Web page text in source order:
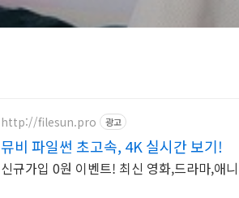
http://filesun.pro 광고
뮤비 파일썬 초고속, 4K 실시간 보기!
신규가입 0원 이벤트! 최신 영화,드라마,애